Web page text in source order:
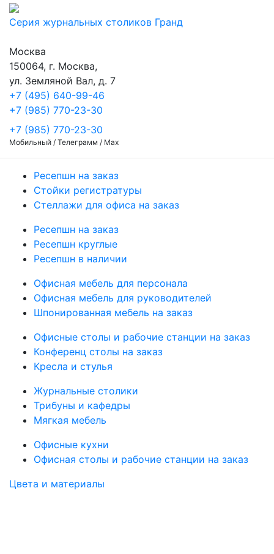
Серия журнальных столиков Гранд
Москва
150064, г. Москва,
ул. Земляной Вал, д. 7
+7 (495) 640-99-46
+7 (985) 770-23-30
+7 (985) 770-23-30
Мобильный / Телеграмм / Max
Ресепшн на заказ
Стойки регистратуры
Стеллажи для офиса на заказ
Ресепшн на заказ
Ресепшн круглые
Ресепшн в наличии
Офисная мебель для персонала
Офисная мебель для руководителей
Шпонированная мебель на заказ
Офисные столы и рабочие станции на заказ
Конференц столы на заказ
Кресла и стулья
Журнальные столики
Трибуны и кафедры
Мягкая мебель
Офисные кухни
Офисная столы и рабочие станции на заказ
Цвета и материалы